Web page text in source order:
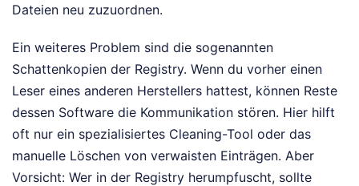
Dateien neu zuzuordnen.
Ein weiteres Problem sind die sogenannten
Schattenkopien der Registry. Wenn du vorher einen
Leser eines anderen Herstellers hattest, können Reste
dessen Software die Kommunikation stören. Hier hilft
oft nur ein spezialisiertes Cleaning-Tool oder das
manuelle Löschen von verwaisten Einträgen. Aber
Vorsicht: Wer in der Registry herumpfuscht, sollte